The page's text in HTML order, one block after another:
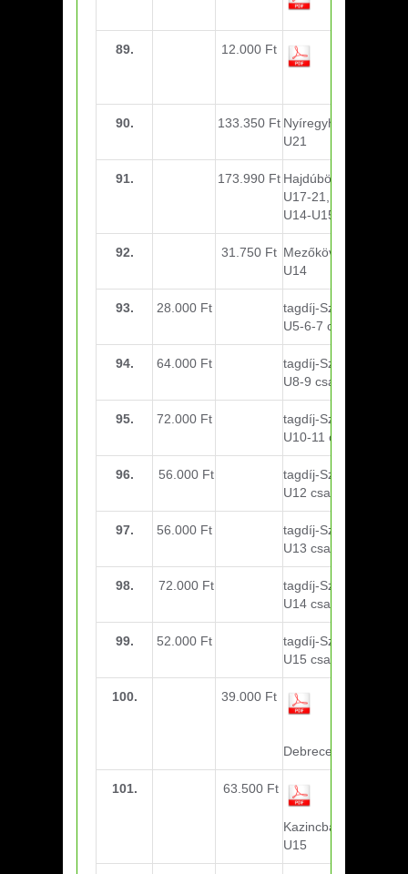
89. 12.000 Ft
90. 133.350 Ft Nyíregyháza U17-
U21
91. 173.990 Ft Hajdúböszörmény
U17-21, Salgótarján
U14-U15
92. 31.750 Ft Mezőkövesd U15-
U14
93. 28.000 Ft
tagdíj-Szeptember:
U5-6-7 csapat
94. 64.000 Ft
tagdíj-Szeptember:
U8-9 csapat
95. 72.000 Ft
tagdíj-Szeptember:
U10-11 csapat
96. 56.000 Ft
tagdíj-Szeptember:
U12 csapat
97. 56.000 Ft
tagdíj-Szeptember:
U13 csapat
98. 72.000 Ft
tagdíj-Szeptember:
U14 csapat
99. 52.000 Ft
tagdíj-Szeptember:
U15 csapat
100. 39.000 Ft
Debrecen
101. 63.500 Ft
Kazincbarcika U14-
U15